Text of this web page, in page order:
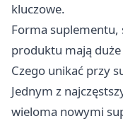
kluczowe.
Forma suplementu,
produktu mają
Czego unikać przy
Jednym z
wieloma nowymi